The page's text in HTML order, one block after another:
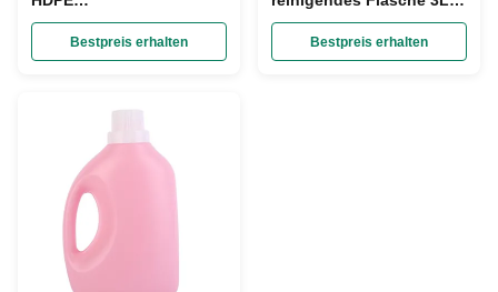
wiederverwendbarer
Waschmittel-Behälter
2000ml
Bestpreis erhalten
HDPE
Plastikwaschenflüssigkeits-
Behälter
Bestpreis erhalten